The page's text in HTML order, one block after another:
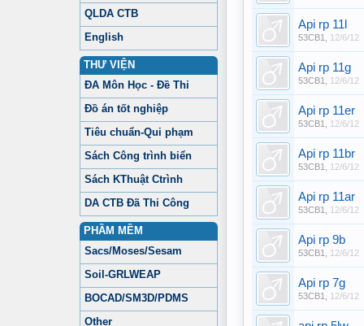
QLDA CTB
English
THƯ VIỆN
ĐA Môn Học - Đề Thi
Đồ án tốt nghiệp
Tiêu chuẩn-Qui phạm
Sách Công trình biển
Sách KThuật Ctrình
DA CTB Đã Thi Công
PHẦM MỀM
Sacs/Moses/Sesam
Soil-GRLWEAP
BOCAD/SM3D/PDMS
Other
Api rp 11l
53CB1 12/6/12
Api rp 11g
53CB1 12/6/12
Api rp 11er
53CB1 12/6/12
Api rp 11br
53CB1 12/6/12
Api rp 11ar
53CB1 12/6/12
Api rp 9b
53CB1 12/6/12
Api rp 7g
53CB1 12/6/12